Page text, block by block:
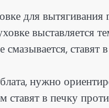
для
выставляется
ставят
нужно
в печку